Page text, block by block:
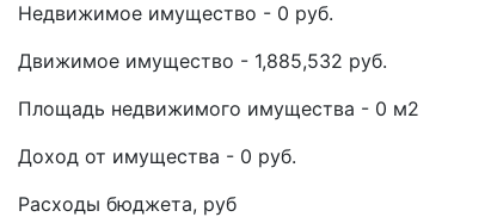
Недвижимое имущество - 0 руб.
Движимое имущество - 1,885,532 руб.
Площадь недвижимого имущества - 0 м2
Доход от имущества - 0 руб.
Расходы бюджета, руб